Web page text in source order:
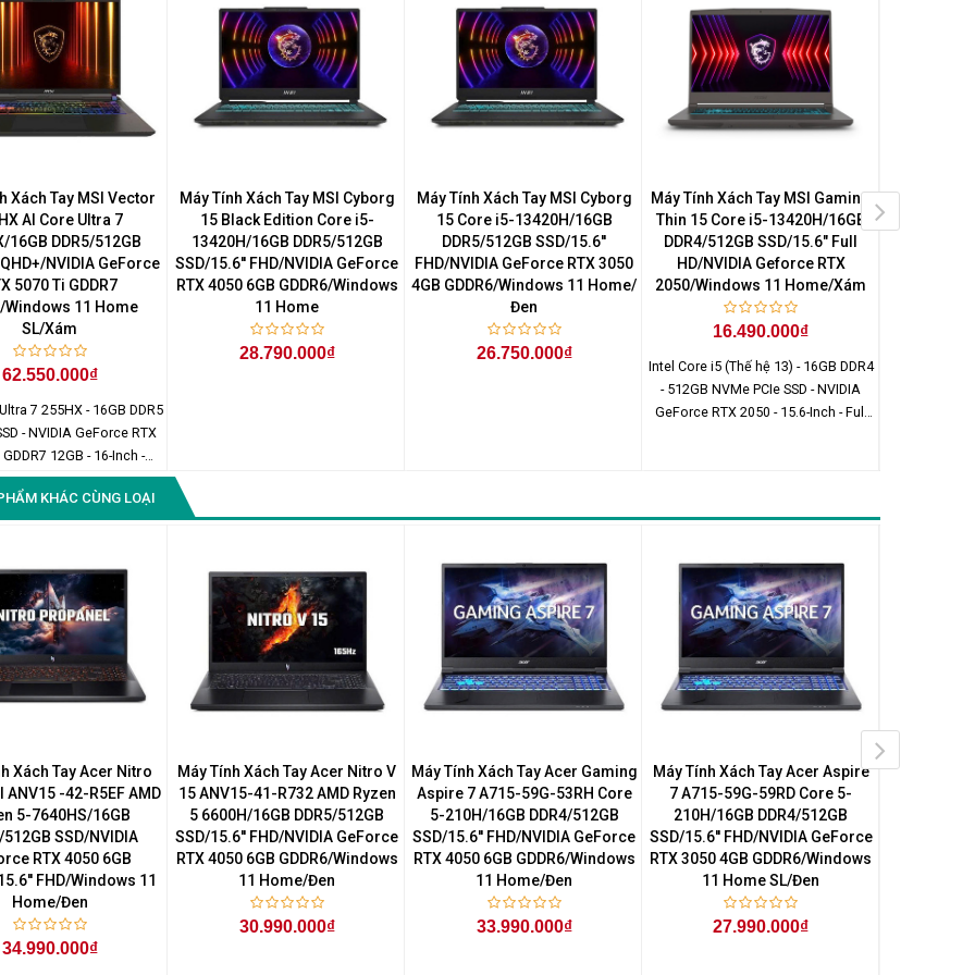
Xách Tay MSI Vector
AI Core Ultra 7
16GB DDR5/512GB
NVIDIA GeForce
5070 Ti GDDR7
Windows 11 Home
SL/Xám
62.550.000₫
7 255HX - 16GB DDR5
- NVIDIA GeForce RTX
12GB - 16-Inch -
x 1600) - Windows 11
Home SL
Máy Tính Xách Tay MSI Cyborg
15 Black Edition Core i5-
13420H/16GB DDR5/512GB
SSD/15.6'' FHD/NVIDIA GeForce
RTX 4050 6GB GDDR6/Windows
11 Home
28.790.000₫
Máy Tính Xách Tay MSI Cyborg
15 Core i5-13420H/16GB
DDR5/512GB SSD/15.6''
FHD/NVIDIA GeForce RTX 3050
4GB GDDR6/Windows 11 Home/
Đen
26.750.000₫
Máy Tính Xách Tay MSI Gaming
Thin 15 Core i5-13420H/16GB
DDR4/512GB SSD/15.6" Full
HD/NVIDIA Geforce RTX
2050/Windows 11 Home/Xám
16.490.000₫
Intel Core i5 (Thế hệ 13) - 16GB DDR4
- 512GB NVMe PCIe SSD - NVIDIA
GeForce RTX 2050 - 15.6-Inch - Full
Máy Tính
KHÁC CÙNG LOẠI
Xách Tay Acer Nitro
ANV15 -42-R5EF AMD
5-7640HS/16GB
512GB SSD/NVIDIA
RTX 4050 6GB
FHD/Windows 11
Home/Đen
34.990.000₫
Máy Tính Xách Tay Acer Nitro V
15 ANV15-41-R732 AMD Ryzen
5 6600H/16GB DDR5/512GB
SSD/15.6'' FHD/NVIDIA GeForce
RTX 4050 6GB GDDR6/Windows
11 Home/Đen
30.990.000₫
Máy Tính Xách Tay Acer Gaming
Aspire 7 A715-59G-53RH Core
5-210H/16GB DDR4/512GB
SSD/15.6'' FHD/NVIDIA GeForce
RTX 4050 6GB GDDR6/Windows
11 Home/Đen
33.990.000₫
Máy Tính Xách Tay Acer Aspire
7 A715-59G-59RD Core 5-
210H/16GB DDR4/512GB
SSD/15.6'' FHD/NVIDIA GeForce
RTX 3050 4GB GDDR6/Windows
11 Home SL/Đen
27.990.000₫
Máy Tính